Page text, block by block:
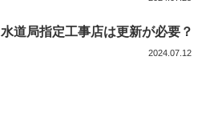
水道局指定工事店は更新が必要？
2024.07.12